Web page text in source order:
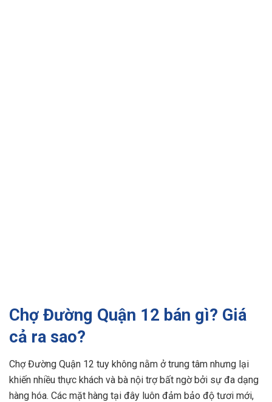
Chợ Đường Quận 12 bán gì? Giá
cả ra sao?
Chợ Đường Quận 12 tuy không nằm ở trung tâm nhưng lại
khiến nhiều thực khách và bà nội trợ bất ngờ bởi sự đa dạng
hàng hóa. Các mặt hàng tại đây luôn đảm bảo độ tươi mới,